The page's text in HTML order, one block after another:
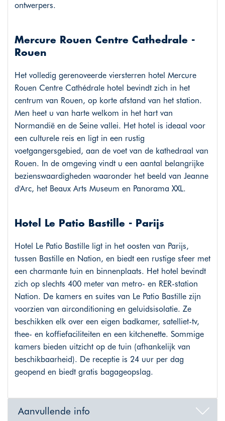
ontwerpers.
Mercure Rouen Centre Cathedrale -
Rouen
Het volledig gerenoveerde viersterren hotel Mercure
Rouen Centre Cathédrale hotel bevindt zich in het
centrum van Rouen, op korte afstand van het station.
Men heet u van harte welkom in het hart van
Normandië en de Seine vallei. Het hotel is ideaal voor
een culturele reis en ligt in een rustig
voetgangersgebied, aan de voet van de kathedraal van
Rouen. In de omgeving vindt u een aantal belangrijke
bezienswaardigheden waaronder het beeld van Jeanne
d'Arc, het Beaux Arts Museum en Panorama XXL.
Hotel Le Patio Bastille - Parijs
Hotel Le Patio Bastille ligt in het oosten van Parijs,
tussen Bastille en Nation, en biedt een rustige sfeer met
een charmante tuin en binnenplaats. Het hotel bevindt
zich op slechts 400 meter van metro- en RER-station
Nation. De kamers en suites van Le Patio Bastille zijn
voorzien van airconditioning en geluidsisolatie. Ze
beschikken elk over een eigen badkamer, satelliet-tv,
thee- en koffiefaciliteiten en een kitchenette. Sommige
kamers bieden uitzicht op de tuin (afhankelijk van
beschikbaarheid). De receptie is 24 uur per dag
geopend en biedt gratis bagageopslag.
Aanvullende info